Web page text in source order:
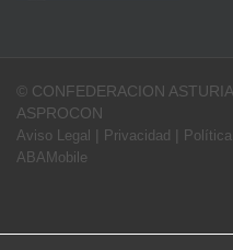
© CONFEDERACION
ASPROCON
Aviso Legal | Privacidad |
ABAMobile